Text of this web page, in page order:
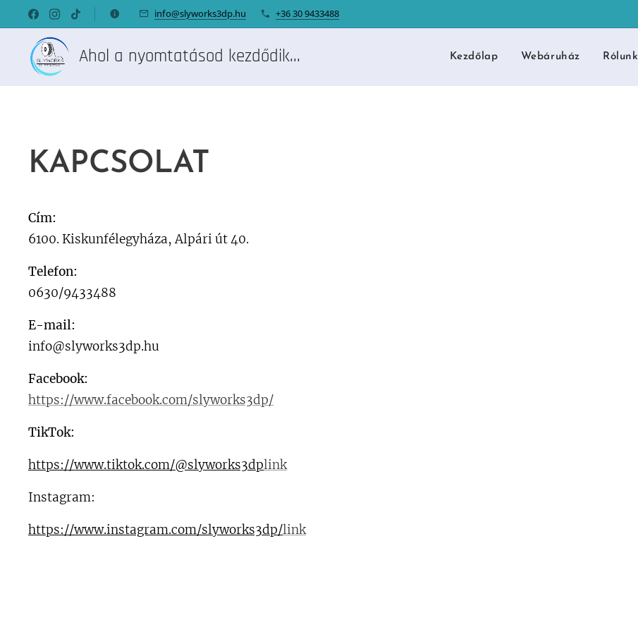
info@slyworks3dp.hu +36 30 9433488
Ahol a nyomtatásod kezdődik... Kezdőlap Webáruház Rólunk
KAPCSOLAT
Cím:
6100. Kiskunfélegyháza, Alpári út 40.
Telefon:
0630/9433488
E-mail:
info@slyworks3dp.hu
Facebook:
https://www.facebook.com/slyworks3dp/
TikTok:
https://www.tiktok.com/@slyworks3dplink
Instagram:
https://www.instagram.com/slyworks3dp/link